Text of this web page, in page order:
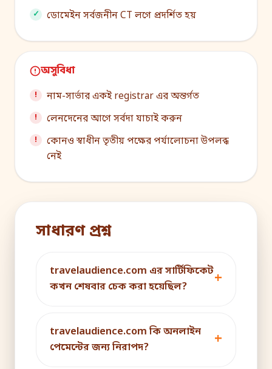
ডোমেইন সর্বজনীন CT লগে প্রদর্শিত হয়
অসুবিধা
নাম-সার্ভার একই registrar এর অন্তর্গত
লেনদেনের আগে সর্বদা যাচাই করুন
কোনও স্বাধীন তৃতীয় পক্ষের পর্যালোচনা উপলব্ধ
নেই
সাধারণ প্রশ্ন
travelaudience.com এর সার্টিফিকেট
কখন শেষবার চেক করা হয়েছিল?
travelaudience.com কি অনলাইন
পেমেন্টের জন্য নিরাপদ?